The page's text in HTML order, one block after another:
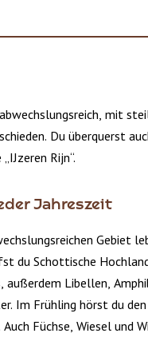
mit
Du überquerst
Rijn“.
Jahreszeit
Gebiet
du Schottische
außerdem Libellen,
Im Frühling hörst du
Füchse, Wiesel und